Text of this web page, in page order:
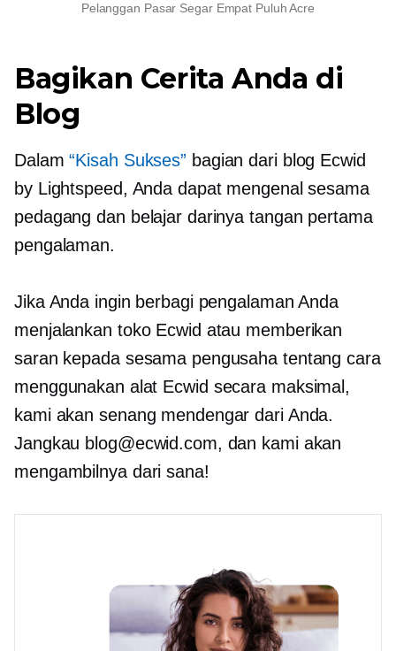
Pelanggan Pasar Segar Empat Puluh Acre
Bagikan Cerita Anda di
Blog
Dalam“Kisah Sukses” bagian dari blog Ecwid
by Lightspeed, Anda dapat mengenal sesama
pedagang dan belajar darinyatangan pertama
pengalaman.
Jika Anda ingin berbagi pengalaman Anda
menjalankan toko Ecwid atau memberikan
saran kepada sesama pengusaha tentang cara
menggunakan alat Ecwid secara maksimal,
kami akan senang mendengar dari Anda.
Jangkau blog@ecwid.com, dan kami akan
mengambilnya dari sana!